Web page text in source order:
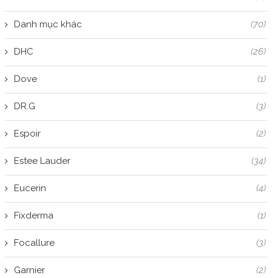
Danh mục khác (70)
DHC (26)
Dove (1)
DR.G (3)
Espoir (2)
Estee Lauder (34)
Eucerin (4)
Fixderma (1)
Focallure (3)
Garnier (2)